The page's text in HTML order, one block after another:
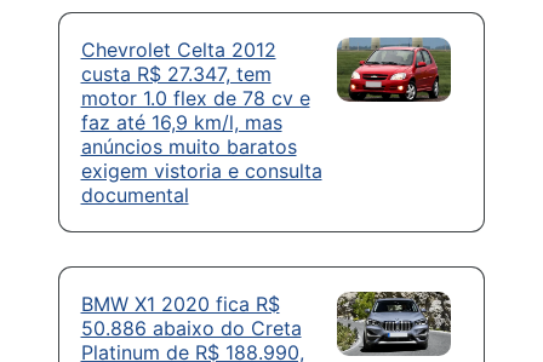
Chevrolet Celta 2012
custa R$ 27.347, tem
motor 1.0 flex de 78 cv e
faz até 16,9 km/l, mas
anúncios muito baratos
exigem vistoria e consulta
documental
BMW X1 2020 fica R$
50.886 abaixo do Creta
Platinum de R$ 188.990,